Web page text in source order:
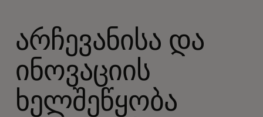
არჩევანისა და
ინოვაციის
ხელშეწყობა